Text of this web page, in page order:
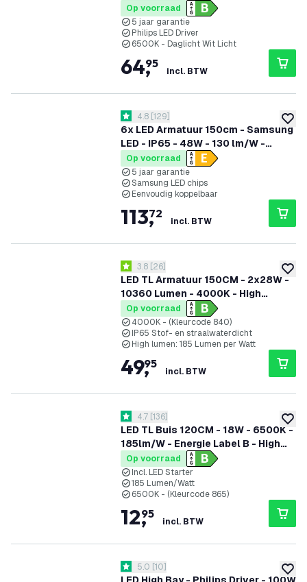
6500K - IP65 - Dimbaar - 90° - 5
jaar garantie
Op voorraad
5 jaar garantie
Philips LED Driver
6500K - Daglicht Wit Licht
64,
95
incl. BTW
6x LED Armatuur 150cm - Samsung
LED - IP65 - 48W - 130 lm/W -
4000K - Koppelbaar - 5 Jaar
Garantie
reviews drawer openen
4.8 score sterren
4.8 [129]
Op voorraad
5 jaar garantie
Samsung LED chips
Eenvoudig koppelbaar
113,
72
incl. BTW
LED TL Armatuur 150CM - 2x28W -
10360 Lumen - 4000K - High
Efficiency - Energie Label B - IP65 -
Incl. LED TL
reviews drawer openen
3.8 score sterren
3.8 [26]
Op voorraad
4000K - (Kleurcode 840)
IP65 Stof- en straalwaterdicht
High lumen: 185 Lumen per Watt
49,
95
incl. BTW
LED TL Buis 120CM - 18W - 6500K -
185lm/W - Energie Label B - High
Efficiency
reviews drawer openen
4.7 score sterren
4.7 [136]
Op voorraad
Incl. LED Starter
185 Lumen/Watt
6500K - (Kleurcode 865)
12,
95
incl. BTW
reviews drawer openen
5 score sterren
5.0 [10]